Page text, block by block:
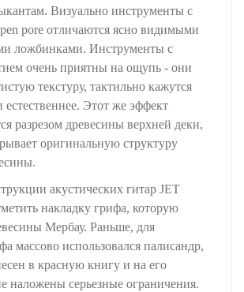
Визуально инструменты с
pore отличаются ясно видимыми
ложбинками. Инструменты с
очень приятны на ощупь - они
текстуру, тактильно кажутся
естественнее. Этот же эффект
разрезом древесины верхней деки,
оригинальную структуру
акустических гитар JET
накладку грифа, которую
Мербау. Раньше, для
массово использовался палисандр,
в красную книгу и на его
наложены серьезные ограничения.